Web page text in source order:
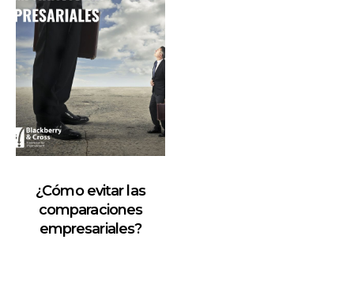
¿Cómo evitar las
comparaciones
empresariales?